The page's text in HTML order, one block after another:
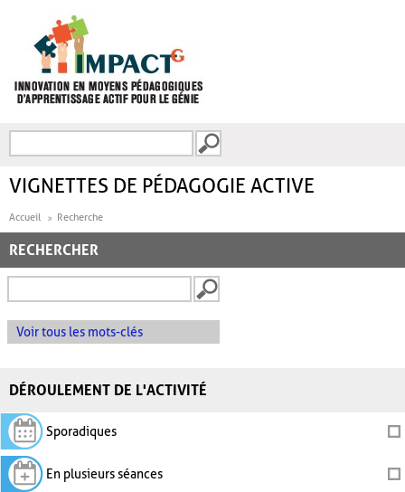
FORMULAIRE DE
VIGNETTES DE PÉDAGOGIE ACTIVE
Accueil Recherche
RECHERCHER
Voir tous les mots-clés
DÉROULEMENT DE L'ACTIVITÉ
Sporadiques
En plusieurs séances